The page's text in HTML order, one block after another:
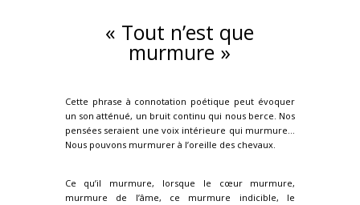
« Tout n’est que
murmure »
Cette phrase à connotation poétique peut évoquer
un son atténué, un bruit continu qui nous berce. Nos
pensées seraient une voix intérieure qui murmure…
Nous pouvons murmurer à l’oreille des chevaux.
Ce qu’il murmure, lorsque le cœur murmure,
murmure de l’âme, ce murmure indicible, le